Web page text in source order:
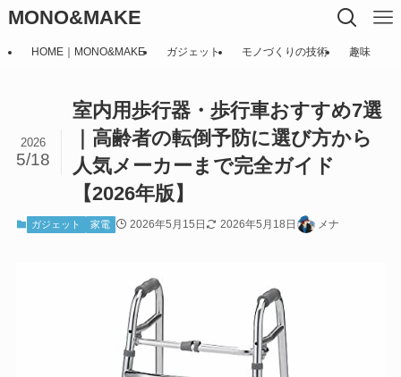
MONO&MAKE
HOME｜MONO&MAKE ガジェット モノづくりの技術 趣味
室内用歩行器・歩行車おすすめ7選
｜高齢者の転倒予防に選び方から
人気メーカーまで完全ガイド
【2026年版】
2026
5/18
ガジェット 家電 2026年5月15日 2026年5月18日 メナ